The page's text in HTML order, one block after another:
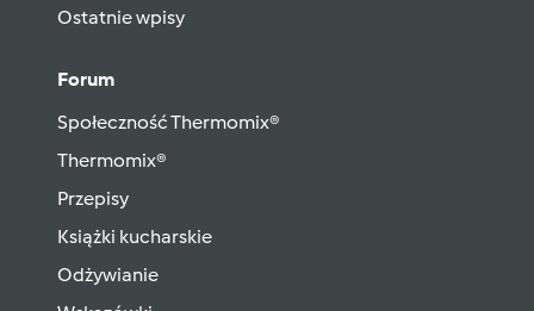
Ostatnie wpisy
Forum
Społeczność Thermomix®
Thermomix®
Przepisy
Książki kucharskie
Odżywianie